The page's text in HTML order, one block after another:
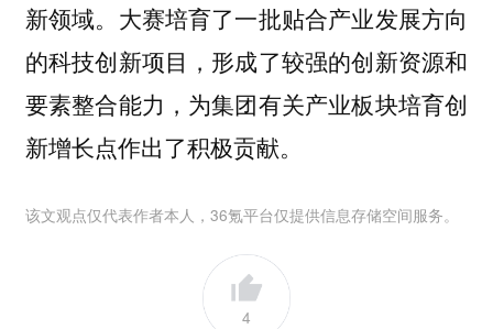
新领域。大赛培育了一批贴合产业发展方向
的科技创新项目，形成了较强的创新资源和
要素整合能力，为集团有关产业板块培育创
新增长点作出了积极贡献。
该文观点仅代表作者本人，36氪平台仅提供信息存储空间服务。
4